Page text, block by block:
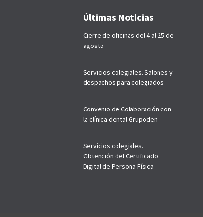
Últimas Noticias
Cierre de oficinas del 4 al 25 de
agosto
Servicios colegiales. Salones y
despachos para colegiados
Convenio de Colaboración con
la clínica dental Grupoden
Servicios colegiales.
Obtención del Certificado
Digital de Persona Física